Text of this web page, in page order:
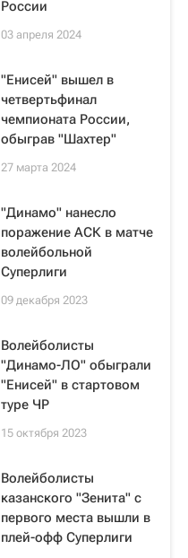
России
03 апреля 2024
"Енисей" вышел в
четвертьфинал
чемпионата России,
обыграв "Шахтер"
27 марта 2024
"Динамо" нанесло
поражение АСК в матче
волейбольной
Суперлиги
09 декабря 2023
Волейболисты
"Динамо-ЛО" обыграли
"Енисей" в стартовом
туре ЧР
15 октября 2023
Волейболисты
казанского "Зенита" с
первого места вышли в
плей-офф Суперлиги